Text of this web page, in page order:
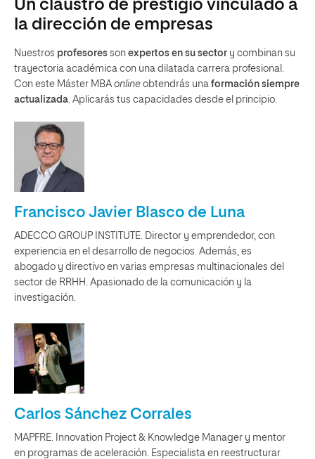
Un claustro de prestigio vinculado a
la dirección de empresas
Nuestros profesores son expertos en su sector y combinan su
trayectoria académica con una dilatada carrera profesional.
Con este Máster MBAonline obtendrás una formación siempre
actualizada. Aplicarás tus capacidades desde el principio.
Francisco Javier Blasco de Luna
ADECCO GROUP INSTITUTE. Director y emprendedor, con
experiencia en el desarrollo de negocios. Además, es
abogado y directivo en varias empresas multinacionales del
sector de RRHH. Apasionado de la comunicación y la
investigación.
Carlos Sánchez Corrales
MAPFRE. Innovation Project & Knowledge Manager y mentor
en programas de aceleración. Especialista en reestructurar